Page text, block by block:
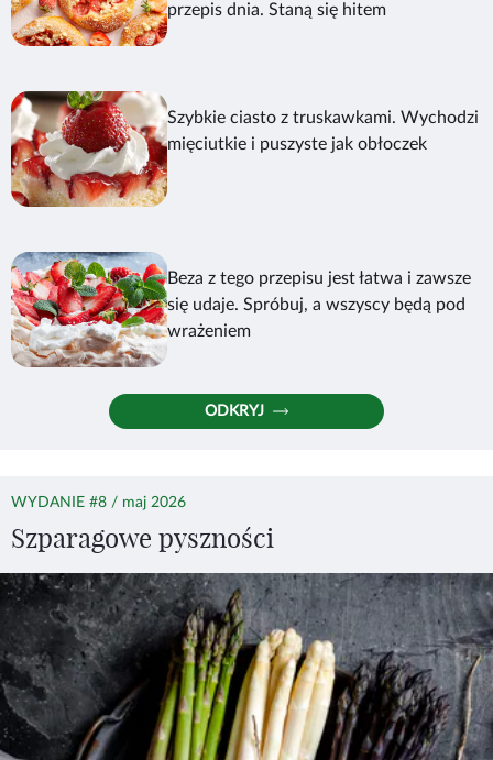
przepis dnia. Staną się hitem
Szybkie ciasto z truskawkami. Wychodzi
mięciutkie i puszyste jak obłoczek
Beza z tego przepisu jest łatwa i zawsze
się udaje. Spróbuj, a wszyscy będą pod
wrażeniem
ODKRYJ
WYDANIE #8 / maj 2026
Szparagowe pyszności